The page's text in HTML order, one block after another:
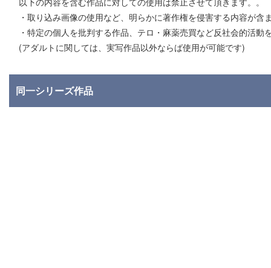
・取り込み画像の使用など、明らかに著作権を侵害する内容が
・特定の個人を批判する作品、テロ・麻薬売買など反社会的活動
(アダルトに関しては、実写作品以外ならば使用が可能です)
同一シリーズ作品